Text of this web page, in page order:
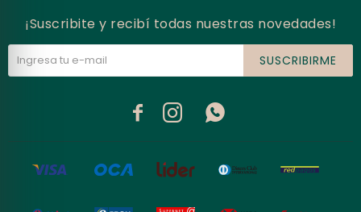
¡Suscribite y recibí todas nuestras novedades!
SUSCRIBIRME
  